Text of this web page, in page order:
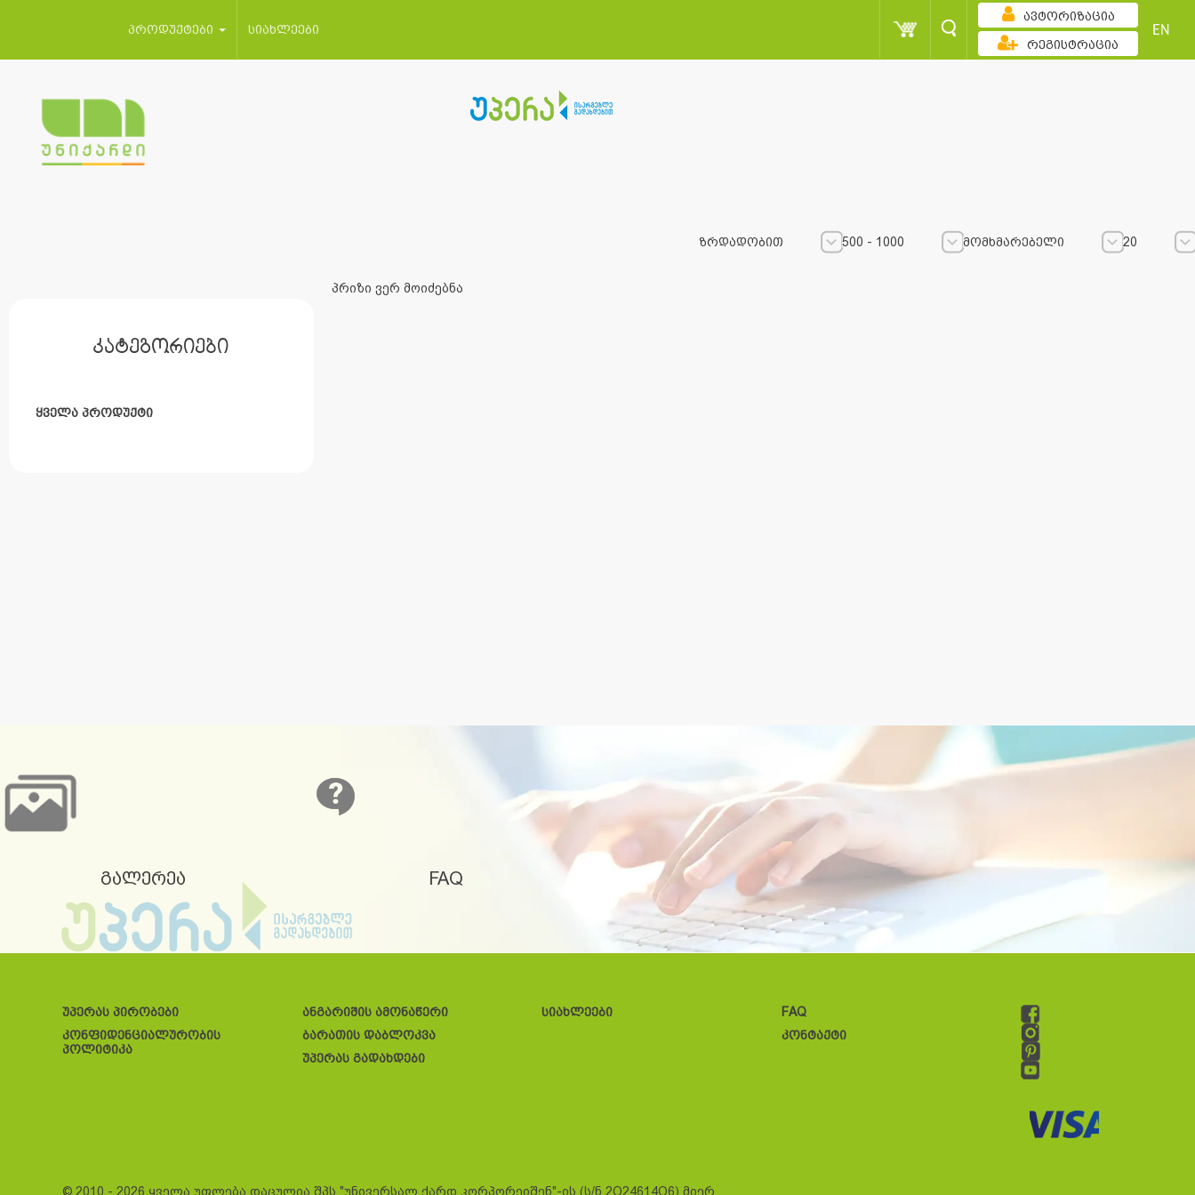
პროდუქტები სიახლეები
ავტორიზაცია
რეგისტრაცია
EN
კატეგორიები
ყველა პროდუქტი
ზრდადობით 500 - 1000 მომხმარებელი
20
პრიზი ვერ მოიძებნა
გალერეა FAQ
უპერას პირობები
კონფიდენციალურობის
პოლიტიკა
ანგარიშის ამონაწერი
ბარათის დაბლოკვა
უპერას გადახდები
სიახლეები
FAQ
კონტაქტი
© 2010 - 2026 ყველა უფლება დაცულია შპს "უნივერსალ ქარდ კორპორეიშენ"-ის (ს/ნ 2O24614O6) მიერ